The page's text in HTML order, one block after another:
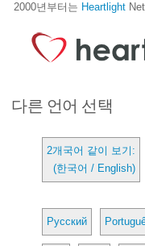
2000년부터는 Heartlight
다른 언어 선택
2개국어 같이 보기:
(한국어 / English)
Русский